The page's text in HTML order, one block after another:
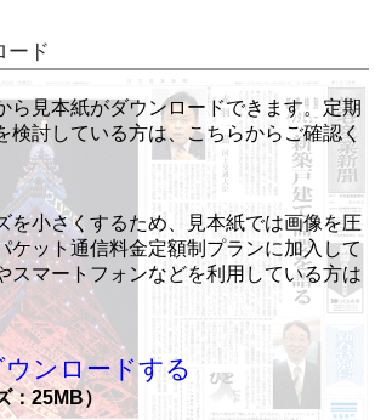
ード
ら見本紙がダウンロードできます。定期
検討している方は、こちらからご確認く
を小さくするため、見本紙では画像を圧
ケット通信料金定額制プランに加入して
スマートフォンなどを利用している方は
ウンロードする
：25MB）